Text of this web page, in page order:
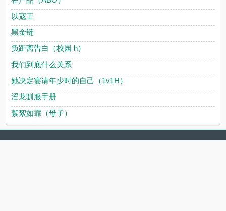
以寇王
黑金链
负距离告白（校园 h）
我们到底什么关系
她决定宴请年少时的自己（1v1H）
淫龙驯服手册
絮絮如霏（母子）